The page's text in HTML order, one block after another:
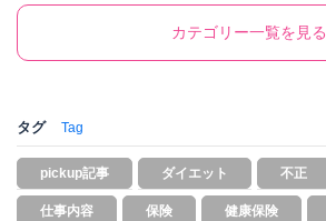
カテゴリー一覧を見る
タグ Tag
pickup記事 ダイエット 不正
仕事内容 保険 健康保険